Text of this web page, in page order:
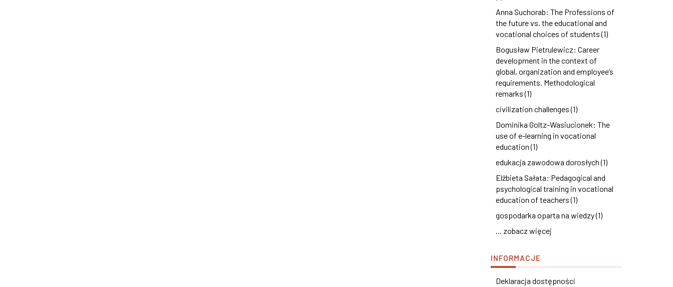
Anna Suchorab: The Professions of
the future vs. the educational and
vocational choices of students (1)
Bogusław Pietrulewicz: Career
development in the context of
global, organization and employee’s
requirements. Methodological
remarks (1)
civilization challenges (1)
Dominika Goltz-Wasiucionek: The
use of e-learning in vocational
education (1)
edukacja zawodowa dorosłych (1)
Elżbieta Sałata: Pedagogical and
psychological training in vocational
education of teachers (1)
gospodarka oparta na wiedzy (1)
... zobacz więcej
INFORMACJE
Deklaracja dostępności